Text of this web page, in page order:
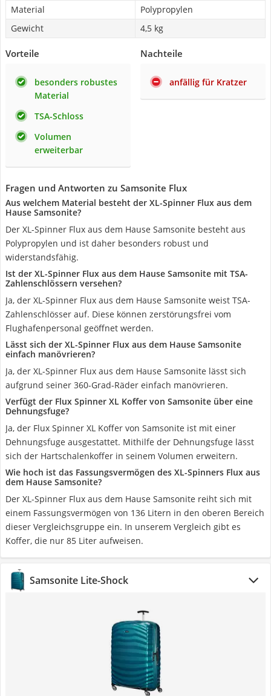
Material
Polypropylen
Gewicht
4,5 kg
Vorteile
besonders robustes
Material
TSA-Schloss
Volumen
erweiterbar
Nachteile
anfällig für Kratzer
Fragen und Antworten zu Samsonite Flux
Aus welchem Material besteht der XL-Spinner Flux aus dem
Hause Samsonite?
Der XL-Spinner Flux aus dem Hause Samsonite besteht aus
Polypropylen und ist daher besonders robust und
widerstandsfähig.
Ist der XL-Spinner Flux aus dem Hause Samsonite mit TSA-
Zahlenschlössern versehen?
Ja, der XL-Spinner Flux aus dem Hause Samsonite weist TSA-
Zahlenschlösser auf. Diese können zerstörungsfrei vom
Flughafenpersonal geöffnet werden.
Lässt sich der XL-Spinner Flux aus dem Hause Samsonite
einfach manövrieren?
Ja, der XL-Spinner Flux aus dem Hause Samsonite lässt sich
aufgrund seiner 360-Grad-Räder einfach manövrieren.
Verfügt der Flux Spinner XL Koffer von Samsonite über eine
Dehnungsfuge?
Ja, der Flux Spinner XL Koffer von Samsonite ist mit einer
Dehnungsfuge ausgestattet. Mithilfe der Dehnungsfuge lässt
sich der Hartschalenkoffer in seinem Volumen erweitern.
Wie hoch ist das Fassungsvermögen des XL-Spinners Flux aus
dem Hause Samsonite?
Der XL-Spinner Flux aus dem Hause Samsonite reiht sich mit
einem Fassungsvermögen von 136 Litern in den oberen Bereich
dieser Vergleichsgruppe ein. In unserem Vergleich gibt es
Koffer, die nur 85 Liter aufweisen.
Samsonite Lite-Shock